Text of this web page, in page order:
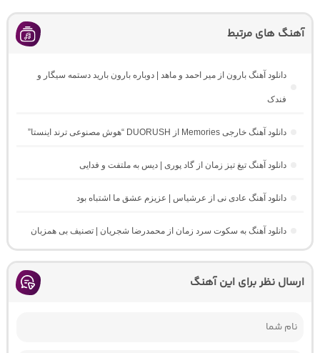
آهنگ های مرتبط
دانلود آهنگ بارون از میر احمد و ماهد | دوباره بارون بارید دستمه سیگار و
فندک
دانلود آهنگ خارجی Memories از DUORUSH “هوش مصنوعی ترند اینستا”
دانلود آهنگ تیغ تیز زمان از گاد پوری | دیس به ملتفت و فدایی
دانلود آهنگ عادی نی از عرشیاس | عزیزم عشق ما اشتباه بود
دانلود آهنگ به سکوت سرد زمان از محمدرضا شجریان | تصنیف بی همزبان
ارسال نظر برای این آهنگ